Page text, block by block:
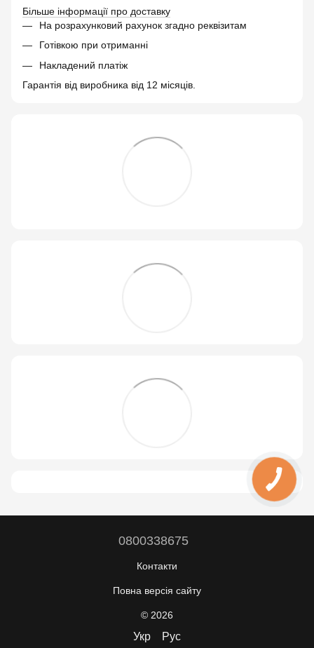
Більше інформації про доставку
На розрахунковий рахунок згадно реквізитам
Готівкою при отриманні
Накладений платіж
Гарантія від виробника від 12 місяців.
0800338675
Контакти
Повна версія сайту
© 2026
Укр Рус